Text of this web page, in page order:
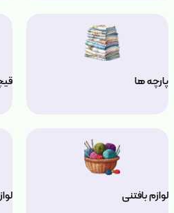
پارچه ها
لوازم بافتنی